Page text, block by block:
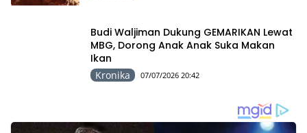
Budi Waljiman Dukung GEMARIKAN Lewat
MBG, Dorong Anak Anak Suka Makan
Ikan
Kronika 07/07/2026 20:42